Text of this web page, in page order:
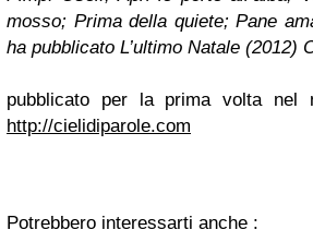
mosso; Prima della quiete; Pane
ha pubblicato L’ultimo Natale (2012)
pubblicato per la prima volta nel
http://cielidiparole.com
Potrebbero interessarti anche :